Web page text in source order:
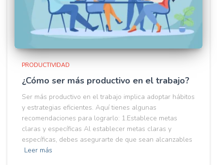
PRODUCTIVIDAD
¿Cómo ser más productivo en el trabajo?
Ser más productivo en el trabajo implica adoptar hábitos
y estrategias eficientes. Aquí tienes algunas
recomendaciones para lograrlo: 1.Establece metas
claras y específicas Al establecer metas claras y
específicas, debes asegurarte de que sean alcanzables
Leer más